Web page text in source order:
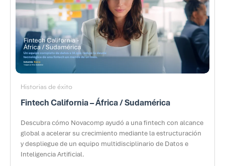
Historias de éxito
Fintech California – África / Sudamérica
Descubra cómo Novacomp ayudó a una fintech con alcance
global a acelerar su crecimiento mediante la estructuración
y despliegue de un equipo multidisciplinario de Datos e
Inteligencia Artificial.